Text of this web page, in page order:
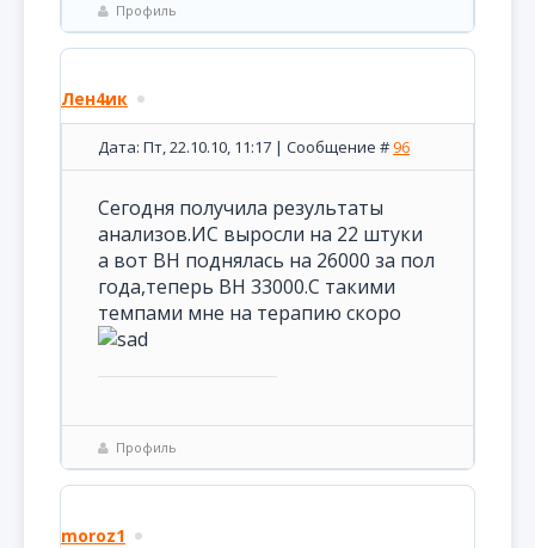
Профиль
Лен4ик
Дата: Пт, 22.10.10, 11:17 | Сообщение #96
Сегодня получила результаты
анализов.ИС выросли на 22 штуки
а вот ВН поднялась на 26000 за пол
года,теперь ВН 33000.С такими
темпами мне на терапию скоро
Профиль
moroz1